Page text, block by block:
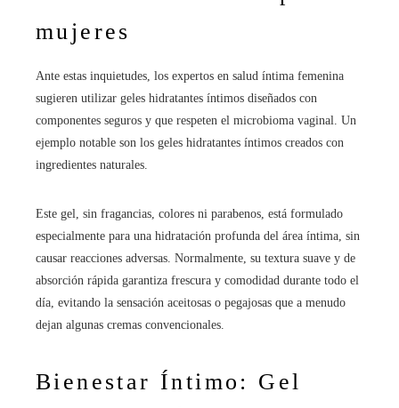
mujeres
Ante estas inquietudes, los expertos en salud íntima femenina
sugieren utilizar geles hidratantes íntimos diseñados con
componentes seguros y que respeten el microbioma vaginal. Un
ejemplo notable son los geles hidratantes íntimos creados con
ingredientes naturales.
Este gel, sin fragancias, colores ni parabenos, está formulado
especialmente para una hidratación profunda del área íntima, sin
causar reacciones adversas. Normalmente, su textura suave y de
absorción rápida garantiza frescura y comodidad durante todo el
día, evitando la sensación aceitosas o pegajosas que a menudo
dejan algunas cremas convencionales.
Bienestar Íntimo: Gel